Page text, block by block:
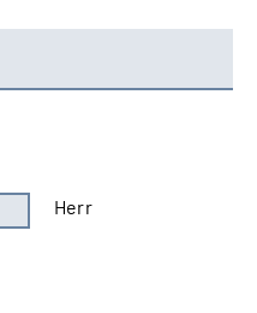
Herr